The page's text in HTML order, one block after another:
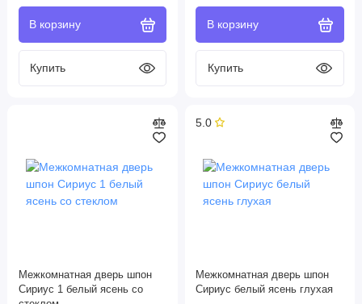
Межкомнатная дверь шпон
Сириус 1 белый ясень со
5.0
Межкомнатная дверь шпон
Сириус белый ясень глухая